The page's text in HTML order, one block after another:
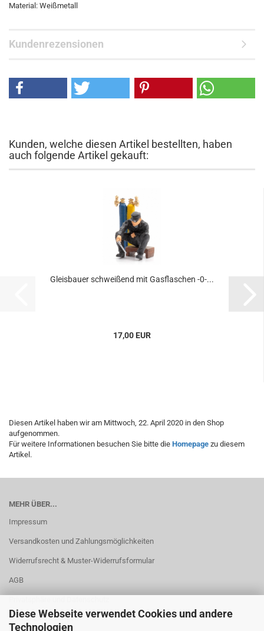
Diese Webseite verwendet Cookies und andere
Technologien
Material: Weißmetall
Kundenrezensionen
Kunden, welche diesen Artikel bestellten, haben
auch folgende Artikel gekauft:
Gleisbauer schweißend mit Gasflaschen -0-...
17,00 EUR
Diesen Artikel haben wir am Mittwoch, 22. April 2020 in den Shop
aufgenommen.
Für weitere Informationen besuchen Sie bitte die Homepage zu diesem
Artikel.
MEHR ÜBER...
Impressum
Versandkosten und Zahlungsmöglichkeiten
Widerrufsrecht & Muster-Widerrufsformular
AGB
Cookie Einstellungen